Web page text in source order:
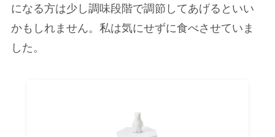
になる方は少し調味段階で調節してあげるといい
かもしれません。私は気にせずに食べさせていま
した。